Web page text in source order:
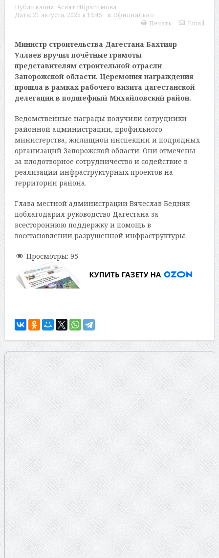
Публикация: Асият Ибрагимова
Дата: 21 августа, 2025 в 19:45 в: Официально
Печать
Email
Министр строительства Дагестана Бахтияр
Уллаев вручил почётные грамоты
представителям строительной отрасли
Запорожской области. Церемония награждения
прошла в рамках рабочего визита дагестанской
делегации в подшефный Михайловский район.
Ведомственные награды получили сотрудники
районной администрации, профильного
министерства, жилищной инспекции и подрядных
организаций Запорожской области. Они отмечены
за плодотворное сотрудничество и содействие в
реализации инфраструктурных проектов на
территории района.
Глава местной администрации Вячеслав Бедняк
поблагодарил руководство Дагестана за
всестороннюю поддержку и помощь в
восстановлении разрушенной инфраструктуры.
Просмотры: 95